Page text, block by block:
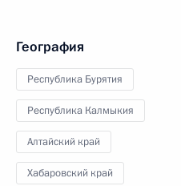
География
Республика Бурятия
Республика Калмыкия
Алтайский край
Хабаровский край